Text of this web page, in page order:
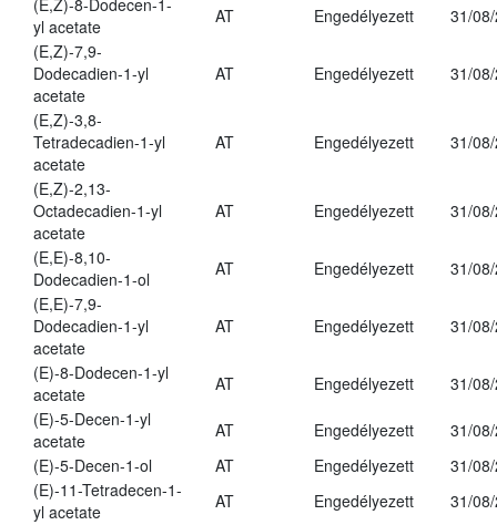
(E,Z)-8-Dodecen-1-
yl acetate
AT Engedélyezett
31/
(E,Z)-7,9-
Dodecadien-1-yl
acetate
AT Engedélyezett 31/
(E,Z)-3,8-
Tetradecadien-1-yl
acetate
AT Engedélyezett 31/
(E,Z)-2,13-
Octadecadien-1-yl
acetate
AT Engedélyezett 31/
(E,E)-8,10-
Dodecadien-1-ol
AT Engedélyezett
31/
(E,E)-7,9-
Dodecadien-1-yl
acetate
AT Engedélyezett 31/
(E)-8-Dodecen-1-yl
acetate
AT Engedélyezett
31/
(E)-5-Decen-1-yl
acetate
AT Engedélyezett
31/
(E)-5-Decen-1-ol
AT Engedélyezett
31/
(E)-11-Tetradecen-1-
yl acetate
AT Engedélyezett 31/